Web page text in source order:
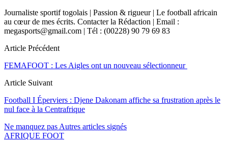
Journaliste sportif togolais | Passion & rigueur | Le football africain
au cœur de mes écrits. Contacter la Rédaction | Email :
megasports@gmail.com | Tél : (00228) 90 79 69 83
Article Précédent
FEMAFOOT : Les Aigles ont un nouveau sélectionneur
Article Suivant
Football I Éperviers : Djene Dakonam affiche sa frustration après le
nul face à la Centrafrique
Ne manquez pas Autres articles signés
AFRIQUE FOOT